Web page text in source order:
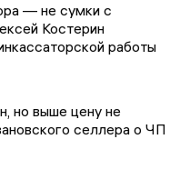
— не сумки с
Костерин
работы
но выше цену не
селлера о ЧП